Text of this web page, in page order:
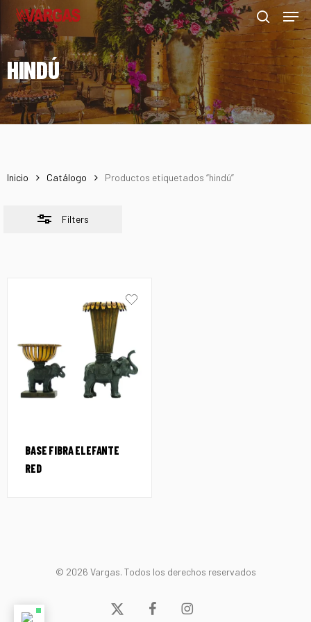
Skip
main
content
search
Menu
HINDÚ
Inicio Catálogo Productos etiquetados “hindú”
Filters
Close
Filters
BASE FIBRA ELEFANTE
RED
© 2026 Vargas. Todos los derechos reservados
x-
facebookinstagram
Menu